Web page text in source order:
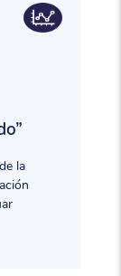
la